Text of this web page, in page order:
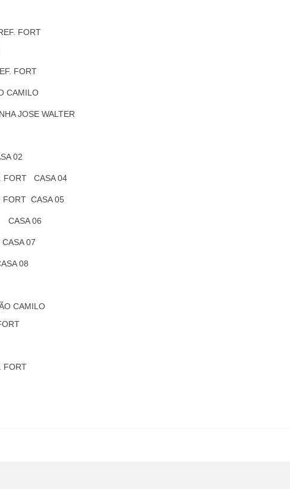
FORT
FORT
CAMILO
JOSE WALTER
02
FORT CASA 04
FORT CASA 05
CASA 06
07
08
CAMILO
FORT